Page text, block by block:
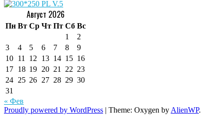
Август 2026
Пн Вт Ср Чт Пт Сб Вс
1
2
3
4 5 6 7 8
9
10 11 12 13 14 15 16
17 18 19 20 21 22 23
24 25 26 27 28 29 30
31
« Фев
Proudly powered by WordPress | Theme: Oxygen by AlienWP.